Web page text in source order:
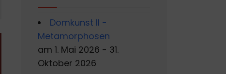
Domkunst II -
Metamorphosen
am 1. Mai 2026 - 31.
Oktober 2026